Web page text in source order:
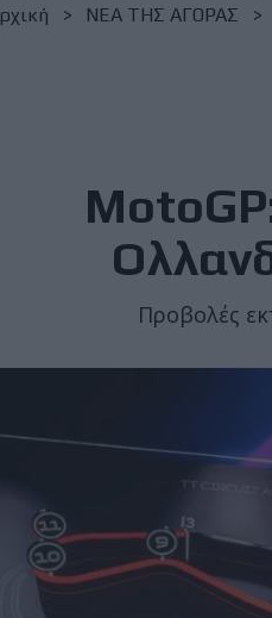
NΕΑ ΤΗΣ ΑΓΟΡΑΣ
Προβολές